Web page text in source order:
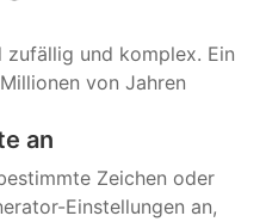
und komplex. Ein
von Jahren
an
Zeichen oder
Einstellungen an,